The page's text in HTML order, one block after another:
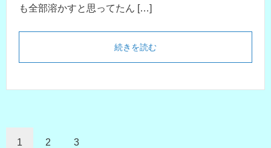
も全部溶かすと思ってたん […]
続きを読む
1 2 3